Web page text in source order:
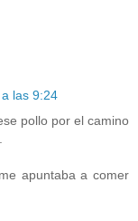
las 9:24
pollo por el camino
apuntaba a comer